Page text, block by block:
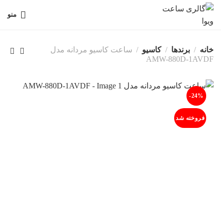
منو
خانه برندها کاسیو
ساعت کاسیو مردانه مدل
AMW-880D-1AVDF
-24%
فروخته شد